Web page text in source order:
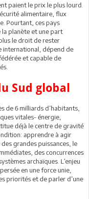
paient le prix le plus lourd.
alimentaire, flux
Pourtant, ces pays
planète et une part
le droit de rester
international, dépend de
et capable de
Sud global
de 6 milliards d’habitants,
vitales- énergie,
déjà le centre de gravité
apprendre à agir
grandes puissances, le
des concurrences
archaïques. L’enjeu
en une force unie,
priorités et de parler d’une